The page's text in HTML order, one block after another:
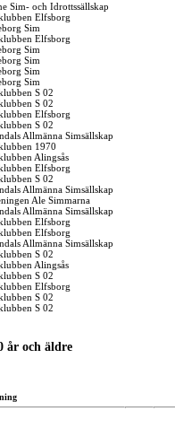
Sim- och Idrottssällskap
Elfsborg
Sim
Elfsborg
Sim
Sim
Sim
Sim
S 02
S 02
Elfsborg
S 02
Allmänna Simsällskap
1970
Alingsås
Elfsborg
S 02
Allmänna Simsällskap
Ale Simmarna
Allmänna Simsällskap
Elfsborg
Elfsborg
Allmänna Simsällskap
S 02
Alingsås
S 02
Elfsborg
S 02
S 02
år och äldre